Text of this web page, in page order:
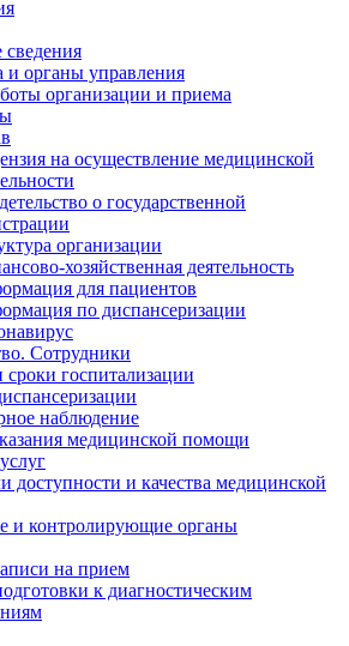
и органы управления
организации и приема
на осуществление медицинской
о государственной
организации
хозяйственная деятельность
для пациентов
по диспансеризации
Сотрудники
госпитализации
наблюдение
медицинской помощи
доступности и качества медицинской
и контролирующие органы
на прием
к диагностическим